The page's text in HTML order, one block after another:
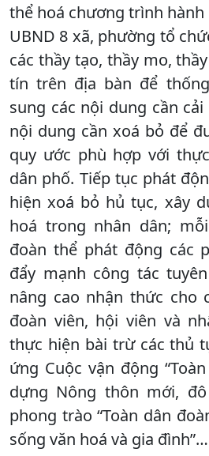
thể hoá chương trình
UBND 8 xã, phường tổ
các thầy tạo, thầy mo,
tín trên địa bàn để
sung các nội dung cần
nội dung cần xoá bỏ để
quy ước phù hợp với
dân phố. Tiếp tục phát
hiện xoá bỏ hủ tục, xây
hoá trong nhân dân;
đoàn thể phát động các
đẩy mạnh công tác
nâng cao nhận thức cho
đoàn viên, hội viên và
thực hiện bài trừ các thủ
ứng Cuộc vận động
dựng Nông thôn mới,
phong trào “Toàn dân
sống văn hoá và gia đình”…